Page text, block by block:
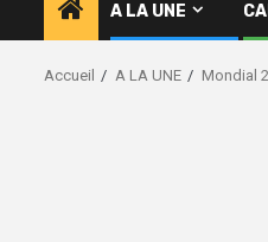
A LA UNE
Accueil A LA UNE Mondial